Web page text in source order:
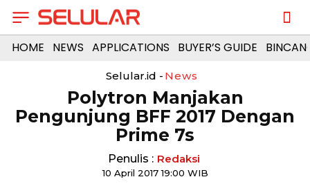
HOME NEWS APPLICATIONS BUYER’S GUIDE
Selular.id - News
Polytron Manjakan
Pengunjung BFF 2017 Dengan
Prime 7s
Penulis : Redaksi
10 April 2017 19:00 WIB